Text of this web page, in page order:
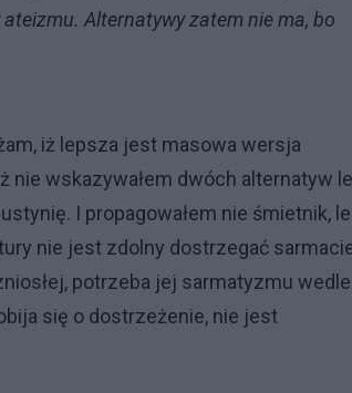
Alternatywy zatem nie ma, bo
iż lepsza jest masowa wersja
nie wskazywałem dwóch alternatyw
I propagowałem nie śmietnik,
nie jest zdolny dostrzegać
potrzeba jej sarmatyzmu wedle
się o dostrzeżenie, nie jest